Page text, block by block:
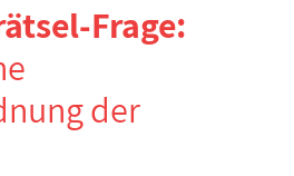
Frage:
der